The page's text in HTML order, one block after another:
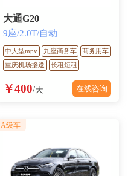
大通G20
9座/2.0T/自动
中大型mpv 九座商务车
商务用车
重庆机场接送
长租短租
￥400/天 在线咨询
A级车